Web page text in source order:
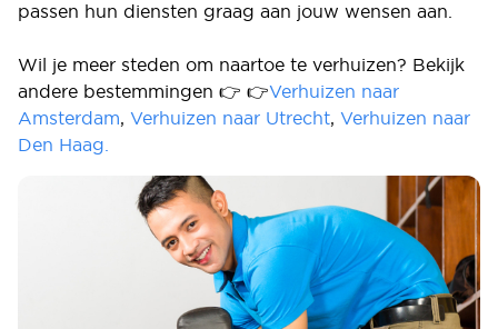
passen hun diensten graag aan jouw wensen aan.
Wil je meer steden om naartoe te verhuizen? Bekijk
andere bestemmingen 👉 👉Verhuizen naar
Amsterdam, Verhuizen naar Utrecht, Verhuizen naar
Den Haag.